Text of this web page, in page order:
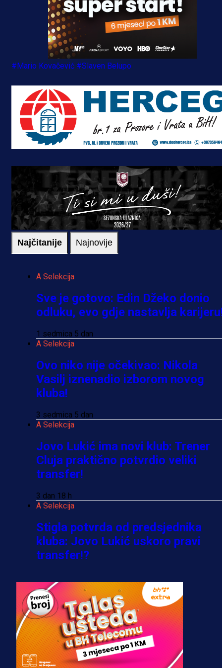
#Mario Kovačević #Slaven Belupo
Najčitanije Najnovije
A Selekcija
Sve je gotovo: Edin Džeko donio
odluku, evo gdje nastavlja
1 sedmica 5 dan
A Selekcija
Ovo niko nije očekivao: Nikola
Vasilj iznenadio izborom novog
kluba!
3 sedmica 5 dan
A Selekcija
Jovo Lukić ima novi klub: Trener
Cluja praktično potvrdio veliki
transfer!
3 dan 18 h
A Selekcija
Stigla potvrda od predsjednika
kluba: Jovo Lukić uskoro pravi
transfer!?
A Selekcija
Zmajevi dobili veliko pojačanje:
Fudbaler Olympiacosa želi obući
dres BiH!
3 sedmica 3 dan